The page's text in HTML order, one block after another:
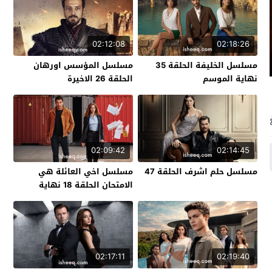
02:18:26
مسلسل الخليفة الحلقة 35
نهاية الموسم
02:12:08
مسلسل المؤسس اورهان
الحلقة 26 الاخيرة
02:14:45
مسلسل حلم اشرف الحلقة 47
02:09:42
مسلسل اخي العائلة هي
الامتحان الحلقة 18 نهاية
الموسم
02:19:40
02:17:11